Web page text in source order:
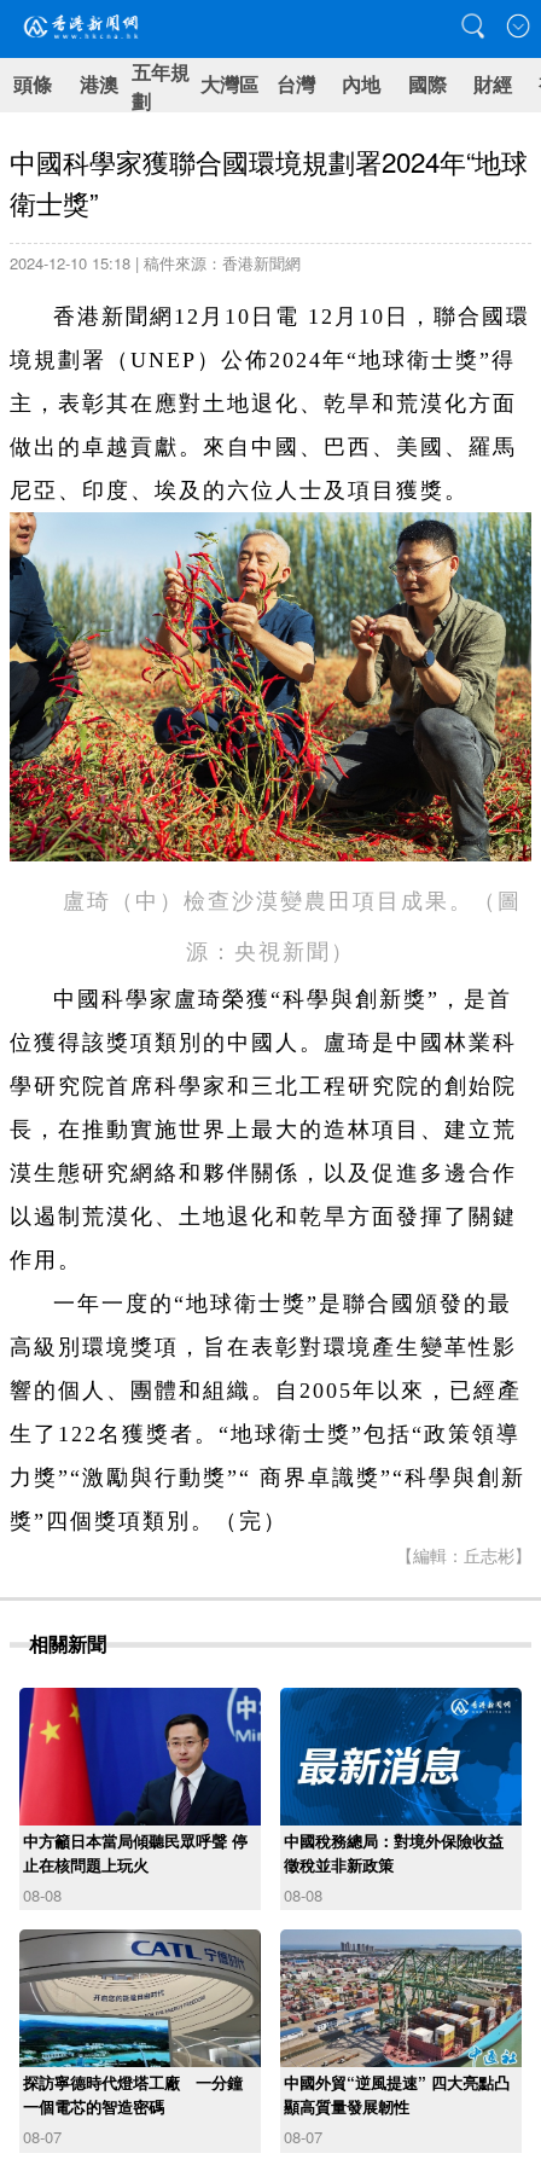
頭條 港澳 五年規
劃
大灣區 台灣 內地 國際 財經
中國科學家獲聯合國環境規劃署2024年“地球
衛士獎”
2024-12-10 15:18 | 稿件來源：香港新聞網
香港新聞網12月10日電 12月10日，聯合國環
境規劃署（UNEP）公佈2024年“地球衛士獎”得
主，表彰其在應對土地退化、乾旱和荒漠化方面
做出的卓越貢獻。來自中國、巴西、美國、羅馬
尼亞、印度、埃及的六位人士及項目獲獎。
盧琦（中）檢查沙漠變農田項目成果。（圖
源：央視新聞）
中國科學家盧琦榮獲“科學與創新獎”，是首
位獲得該獎項類別的中國人。盧琦是中國林業科
學研究院首席科學家和三北工程研究院的創始院
長，在推動實施世界上最大的造林項目、建立荒
漠生態研究網絡和夥伴關係，以及促進多邊合作
以遏制荒漠化、土地退化和乾旱方面發揮了關鍵
作用。
一年一度的“地球衛士獎”是聯合國頒發的最
高級別環境獎項，旨在表彰對環境產生變革性影
響的個人、團體和組織。自2005年以來，已經產
生了122名獲獎者。“地球衛士獎”包括“政策領導
力獎”“激勵與行動獎”“ 商界卓識獎”“科學與創新
獎”四個獎項類別。（完）
【編輯：丘志彬】
相關新聞
中方籲日本當局傾聽民眾呼聲 停
止在核問題上玩火
08-08
中國稅務總局：對境外保險收益
徵稅並非新政策
08-08
探訪寧德時代燈塔工廠 一分鐘
一個電芯的智造密碼
08-07
中國外貿“逆風提速” 四大亮點凸
顯高質量發展韌性
08-07